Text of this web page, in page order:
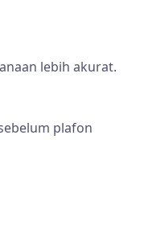
lebih akurat.
plafon